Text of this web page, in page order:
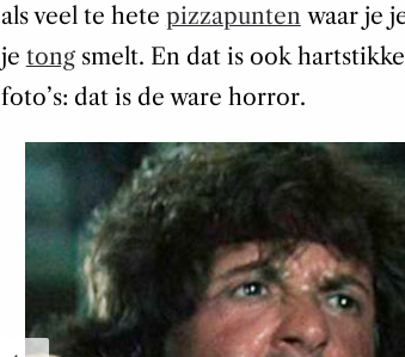
als veel te hete pizzapunten waar je
je tongsmelt. En dat is ook
foto’s: dat is de ware horror.